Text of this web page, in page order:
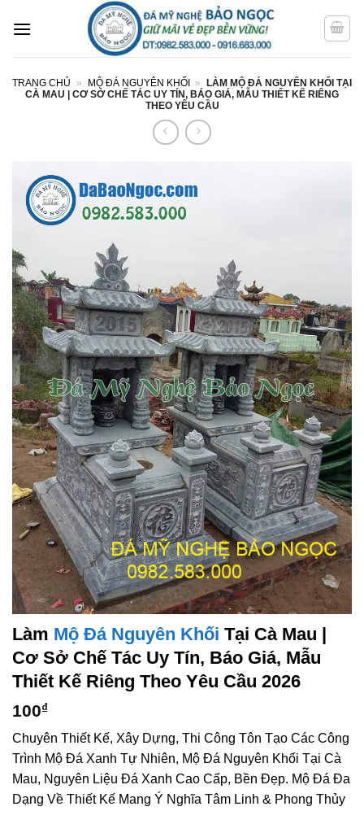
qua
TRANG CHỦ » MỘ ĐÁ NGUYÊN KHỐI »
LÀM MỘ ĐÁ NGUYÊN KHỐI TẠI
CÀ MAU | CƠ SỞ CHẾ TÁC UY TÍN, BÁO GIÁ, MẪU THIẾT KẾ RIÊNG
THEO YÊU CẦU
Làm Mộ Đá Nguyên Khối Tại Cà Mau |
Cơ Sở Chế Tác Uy Tín, Báo Giá, Mẫu
Thiết Kế Riêng Theo Yêu Cầu 2026
100₫
Chuyên Thiết Kế, Xây Dựng, Thi Công Tôn Tạo Các Công
Trình Mộ Đá Xanh Tự Nhiên, Mộ Đá Nguyên Khối Tại Cà
Mau, Nguyên Liệu Đá Xanh Cao Cấp, Bền Đẹp. Mộ Đá Đa
Dạng Về Thiết Kế Mang Ý Nghĩa Tâm Linh & Phong Thủy